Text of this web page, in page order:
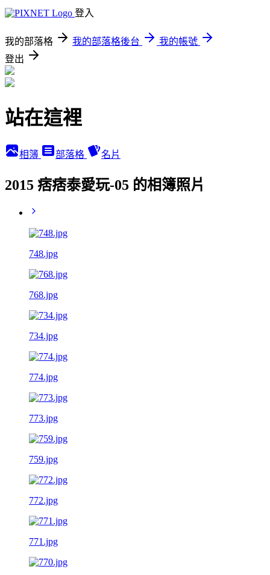
登入
我的部落格 我的部落格後台
我的帳號
登出
站在這裡
相簿 部落格 名片
2015 痞痞泰愛玩-05 的相簿照片
748.jpg
768.jpg
734.jpg
774.jpg
773.jpg
759.jpg
772.jpg
771.jpg